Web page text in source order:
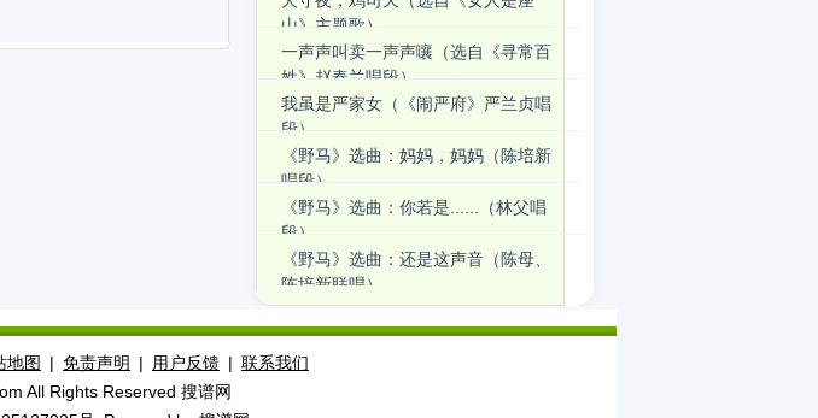
山》主题歌）
一声声叫卖一声声嚷（选自《寻常百
姓》赵春兰唱段）
我虽是严家女（《闹严府》严兰贞唱
段）
《野马》选曲：妈妈，妈妈（陈培新
唱段）
《野马》选曲：你若是......（林父唱
段）
《野马》选曲：还是这声音（陈母、
陈培新联唱）
地图 | 免责声明 | 用户反馈 | 联系我们
All Rights Reserved 搜谱网